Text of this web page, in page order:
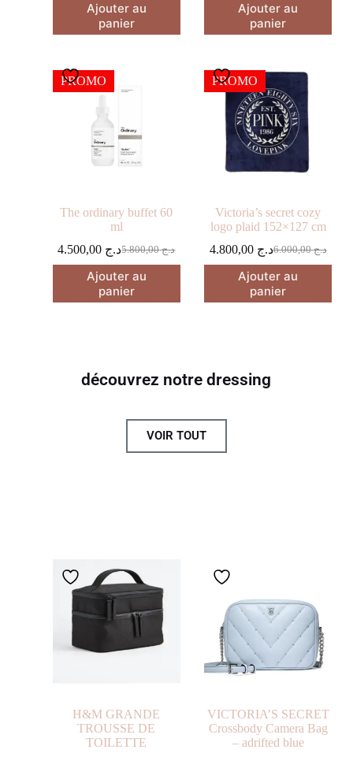
Ajouter au
panier
Ajouter au
panier
PROMO
The ordinary buffet 60
ml
د.ج5.800,00 د.ج
Ajouter au
panier
PROMO
Victoria’s secret cozy
logo plaid 152×127 cm
د.ج6.000,00 د.ج 4.800,00
Ajouter au
panier
découvrez notre dressing
VOIR TOUT
H&M GRANDE
TROUSSE DE
TOILETTE
VICTORIA’S SECRET
Crossbody Camera Bag
– adrifted blue